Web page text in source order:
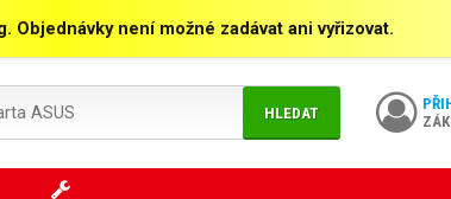
Objednávky není možné zadávat ani vyřizovat.
HLEDAT